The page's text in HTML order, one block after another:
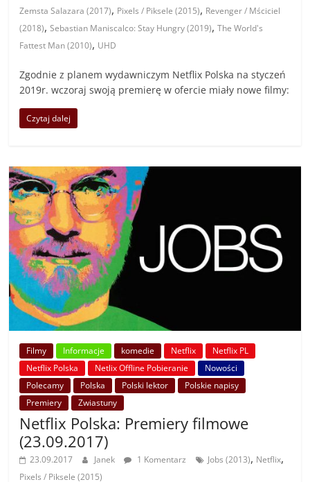
Zemsta Salazara (2017), Pixels / Piksele (2015), Revenger / Mściciel
(2018),Sebastian Maniscalco: Stay Hungry (2019),The World's
Fattest Man (2010), UHD
Zgodnie z planem wydawniczym Netflix Polska na styczeń
2019r. wczoraj swoją premierę w ofercie miały nowe filmy:
Czytaj dalej
Filmy Informacje komedie Netflix
Netflix PL
Netflix Polska
Netlix Offline Pobieranie
Nowości
Polecamy
Polska Polski lektor
Polskie napisy
Premiery
Zwiastuny
Netflix Polska: Premiery filmowe
(23.09.2017)
23.09.2017 Janek 1 Komentarz Jobs (2013), Netflix,
Pixels / Piksele (2015)